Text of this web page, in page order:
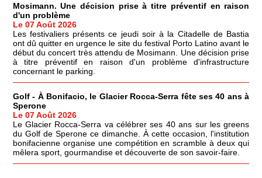
Mosimann. Une décision prise à titre préventif en raison
d'un problème
Le 07 Août 2026
Les festivaliers présents ce jeudi soir à la Citadelle de Bastia
ont dû quitter en urgence le site du festival Porto Latino avant le
début du concert très attendu de Mosimann. Une décision prise
à titre préventif en raison d'un problème d'infrastructure
concernant le parking.
Golf - À Bonifacio, le Glacier Rocca-Serra fête ses 40 ans à
Sperone
Le 07 Août 2026
Le Glacier Rocca-Serra va célébrer ses 40 ans sur les greens
du Golf de Sperone ce dimanche. À cette occasion, l'institution
bonifacienne organise une compétition en scramble à deux qui
mêlera sport, gourmandise et découverte de son savoir-faire.